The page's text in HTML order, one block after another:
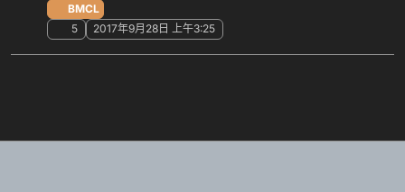
BMCL
5
2017年9月28日 上午3:25